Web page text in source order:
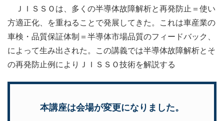
ＪＩＳＳＯは、多くの半導体故障解析と再発防止＝使い
方適正化、を重ねることで発展してきた。これは車産業の
車検・品質保証体制＝半導体市場品質のフィードバック、
によって生み出された。この講義では半導体故障解析とそ
の再発防止例によりＪＩＳＳＯ技術を解説する
本講座は会場が変更になりました。